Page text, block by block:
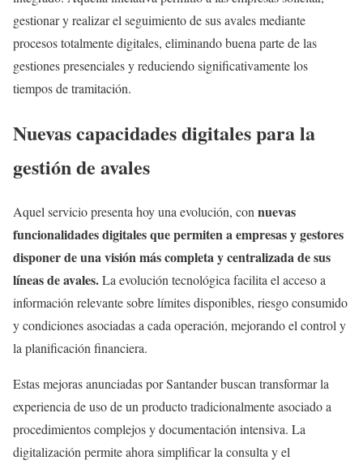
gestionar y realizar el seguimiento de sus avales mediante
procesos totalmente digitales, eliminando buena parte de las
gestiones presenciales y reduciendo significativamente los
tiempos de tramitación.
Nuevas capacidades digitales para la
gestión de avales
Aquel servicio presenta hoy una evolución, con nuevas
funcionalidades digitales que permiten a empresas y gestores
disponer de una visión más completa y centralizada de sus
líneas de avales.La evolución tecnológica facilita el acceso a
información relevante sobre límites disponibles, riesgo consumido
y condiciones asociadas a cada operación, mejorando el control y
la planificación financiera.
Estas mejoras anunciadas por Santander buscan transformar la
experiencia de uso de un producto tradicionalmente asociado a
procedimientos complejos y documentación intensiva. La
digitalización permite ahora simplificar la consulta y el